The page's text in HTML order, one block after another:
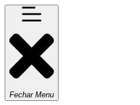
Fechar Menu